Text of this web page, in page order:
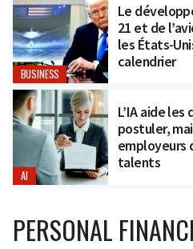
BUSINESS
Le
21 et de
les États-
calendrier
AI
L’IA aide
postuler,
employeurs
talents
PERSONAL